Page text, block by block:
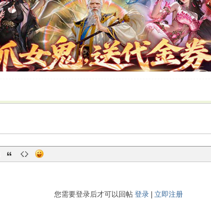
您需要登录后才可以回帖 登录| 立即注册